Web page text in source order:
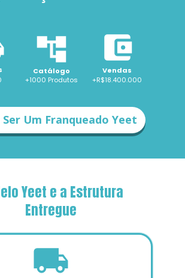
Catálogo
Vendas
+R$18.400.000
+1000 Produtos
Um Franqueado Yeet
Yeet e a Estrutura
Entregue